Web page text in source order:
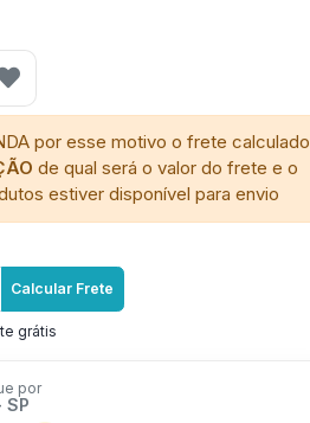
por esse motivo o frete calculado
de qual será o valor do frete e o
estiver disponível para envio
Calcular Frete
grátis
por
SP